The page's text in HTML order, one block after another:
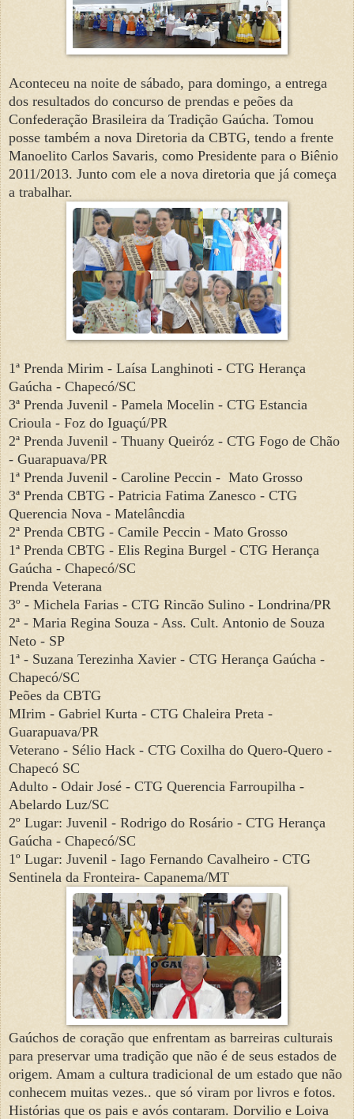
Aconteceu na noite de sábado, para domingo, a entrega
dos resultados do concurso de prendas e peões da
Confederação Brasileira da Tradição Gaúcha. Tomou
posse também a nova Diretoria da CBTG, tendo a frente
Manoelito Carlos Savaris, como Presidente para o Biênio
2011/2013. Junto com ele a nova diretoria que já começa
a trabalhar.
1ª Prenda Mirim - Laísa Langhinoti - CTG Herança
Gaúcha - Chapecó/SC
3ª Prenda Juvenil - Pamela Mocelin - CTG Estancia
Crioula - Foz do Iguaçú/PR
2ª Prenda Juvenil - Thuany Queiróz - CTG Fogo de Chão
- Guarapuava/PR
1ª Prenda Juvenil - Caroline Peccin - Mato Grosso
3ª Prenda CBTG - Patricia Fatima Zanesco - CTG
Querencia Nova - Matelâncdia
2ª Prenda CBTG - Camile Peccin - Mato Grosso
1ª Prenda CBTG - Elis Regina Burgel - CTG Herança
Gaúcha - Chapecó/SC
Prenda Veterana
3º - Michela Farias - CTG Rincão Sulino - Londrina/PR
2ª - Maria Regina Souza - Ass. Cult. Antonio de Souza
Neto - SP
1ª - Suzana Terezinha Xavier - CTG Herança Gaúcha -
Chapecó/SC
Peões da CBTG
MIrim - Gabriel Kurta - CTG Chaleira Preta -
Guarapuava/PR
Veterano - Sélio Hack - CTG Coxilha do Quero-Quero -
Chapecó SC
Adulto - Odair José - CTG Querencia Farroupilha -
Abelardo Luz/SC
2º Lugar: Juvenil - Rodrigo do Rosário - CTG Herança
Gaúcha - Chapecó/SC
1º Lugar: Juvenil - Iago Fernando Cavalheiro - CTG
Sentinela da Fronteira- Capanema/MT
Gaúchos de coração que enfrentam as barreiras culturais
para preservar uma tradição que não é de seus estados de
origem. Amam a cultura tradicional de um estado que não
conhecem muitas vezes.. que só viram por livros e fotos.
Histórias que os pais e avós contaram. Dorvilio e Loiva